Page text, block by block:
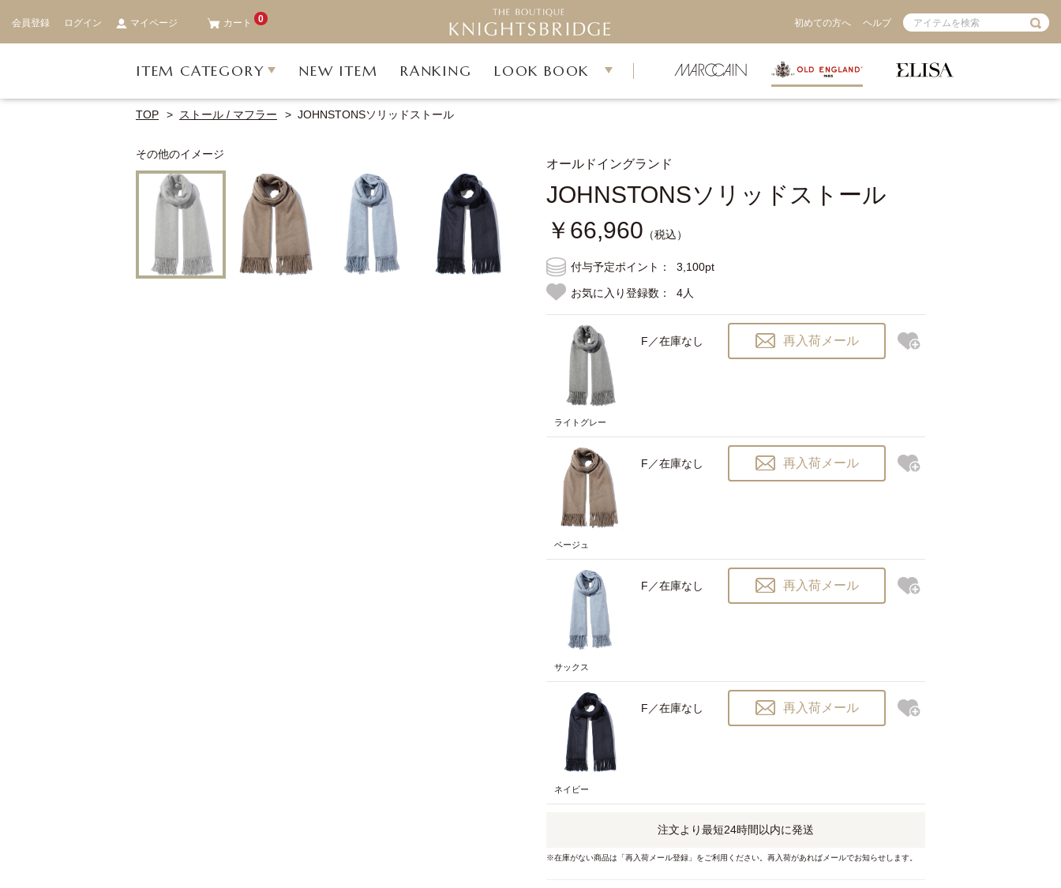
会員登録 ログイン マイページ カート 0 初めての方へ ヘルプ
ITEM CATEGORY NEW ITEM RANKING LOOK BOOK
TOP ストール / マフラー JOHNSTONSソリッドストール
その他のイメージ
オールドイングランド
JOHNSTONSソリッドストール
￥66,960 （税込）
付与予定ポイント： 3,100pt
お気に入り登録数： 4人
ライトグレー
F／在庫なし 再入荷メール
ベージュ
F／在庫なし 再入荷メール
サックス
F／在庫なし 再入荷メール
ネイビー
F／在庫なし 再入荷メール
注文より最短24時間以内に発送
※在庫がない商品は「再入荷メール登録」をご利用ください。再入荷があればメールでお知らせします。